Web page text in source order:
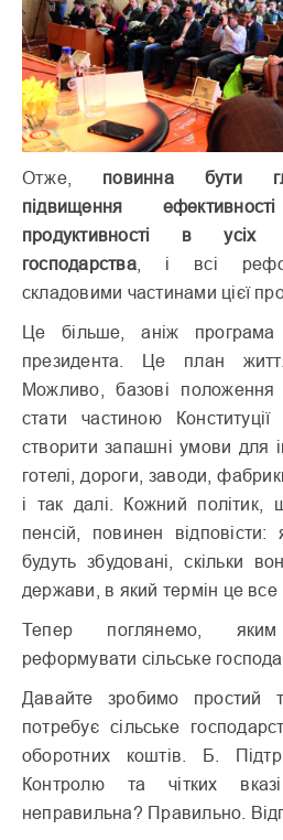
Отже, повинна бути
підвищення
продуктивності в усіх
господарства, і всі
складовими частинами цієї
Це більше, аніж
президента. Це план
Можливо, базові положення
стати частиною
створити запашні умови для
готелі, дороги, заводи,
і так далі. Кожний політик,
пенсій, повинен
будуть збудовані, скільки
держави, в який термін це все
Тепер поглянемо,
реформувати сільське
Давайте зробимо простий
потребує сільське
оборотних коштів. Б.
Контролю та чітких
неправильна? Правильно.